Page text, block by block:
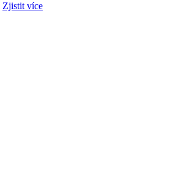
Zjistit více